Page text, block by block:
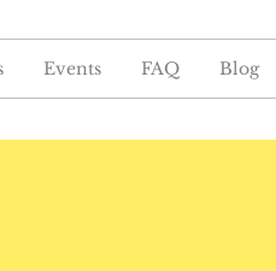
Events FAQ Blog